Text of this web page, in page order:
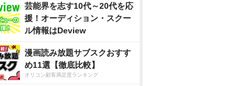
芸能界を志す10代～20代を応
援！オーディション・スクー
ル情報はDeview
漫画読み放題サブスクおすす
め11選【徹底比較】
オリコン顧客満足度ランキング